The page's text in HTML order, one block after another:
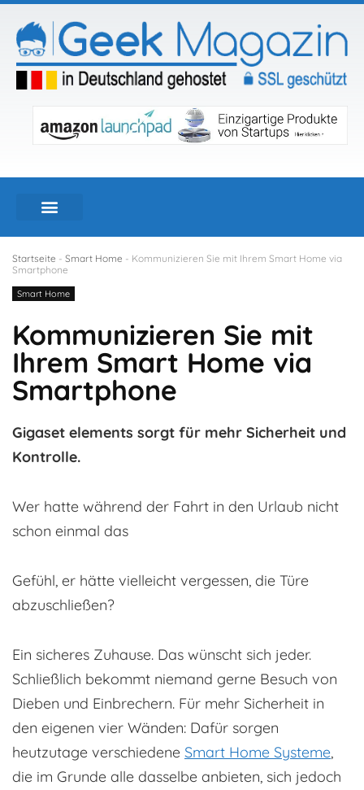
Startseite - Smart Home - Kommunizieren Sie mit Ihrem Smart Home via
Smartphone
Smart Home
Kommunizieren Sie mit
Ihrem Smart Home via
Smartphone
Gigaset elements sorgt für mehr Sicherheit und
Kontrolle.
Wer hatte während der Fahrt in den Urlaub nicht
schon einmal das
Gefühl, er hätte vielleicht vergessen, die Türe
abzuschließen?
Ein sicheres Zuhause. Das wünscht sich jeder.
Schließlich bekommt niemand gerne Besuch von
Dieben und Einbrechern. Für mehr Sicherheit in
den eigenen vier Wänden: Dafür sorgen
heutzutage verschiedene Smart Home Systeme,
die im Grunde alle dasselbe anbieten, sich jedoch